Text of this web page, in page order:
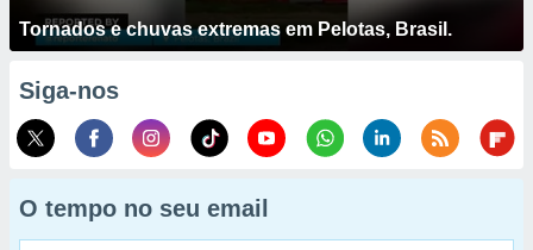
Tornados e chuvas extremas em Pelotas, Brasil.
Siga-nos
O tempo no seu email